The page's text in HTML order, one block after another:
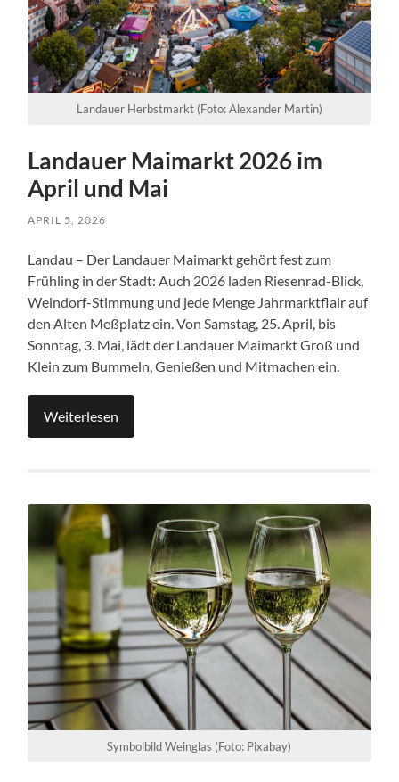
Landauer Herbstmarkt (Foto: Alexander Martin)
Landauer Maimarkt 2026 im
April und Mai
APRIL 5, 2026
Landau – Der Landauer Maimarkt gehört fest zum
Frühling in der Stadt: Auch 2026 laden Riesenrad-Blick,
Weindorf-Stimmung und jede Menge Jahrmarktflair auf
den Alten Meßplatz ein. Von Samstag, 25. April, bis
Sonntag, 3. Mai, lädt der Landauer Maimarkt Groß und
Klein zum Bummeln, Genießen und Mitmachen ein.
Weiterlesen
Symbolbild Weinglas (Foto: Pixabay)